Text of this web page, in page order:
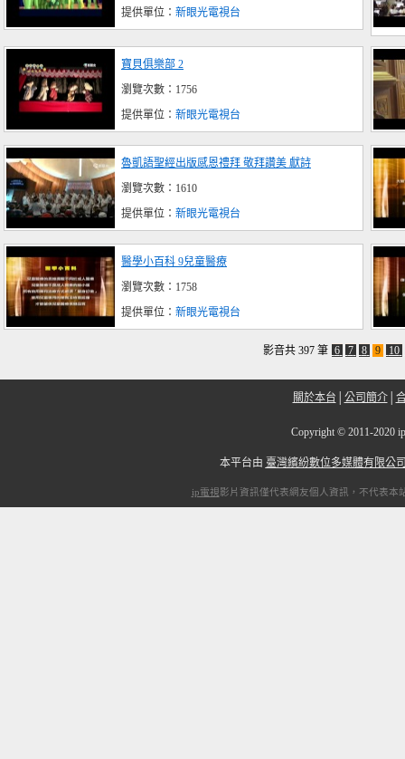
提供單位： 新眼光電視台
寶貝俱樂部 2
瀏覽次數：1756
提供單位： 新眼光電視台
魯凱語聖經出版感恩禮拜 敬拜讚美 獻詩
瀏覽次數：1610
提供單位： 新眼光電視台
醫學小百科 9兒童醫療
瀏覽次數：1758
提供單位： 新眼光電視台
影音共 397 筆 6 7 8 9 10
關於本台 公司簡介│
Copyright©2011-2020
本平台由 臺灣繽紛數位多媒體有限公
ip電視影片資訊僅代表網友個人資訊，不代表本